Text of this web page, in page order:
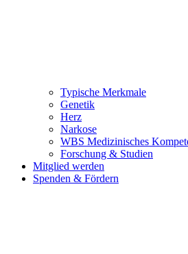
Typische Merkmale
Genetik
Herz
Narkose
WBS Medizinisches
Forschung & Studien
Mitglied werden
Spenden & Fördern